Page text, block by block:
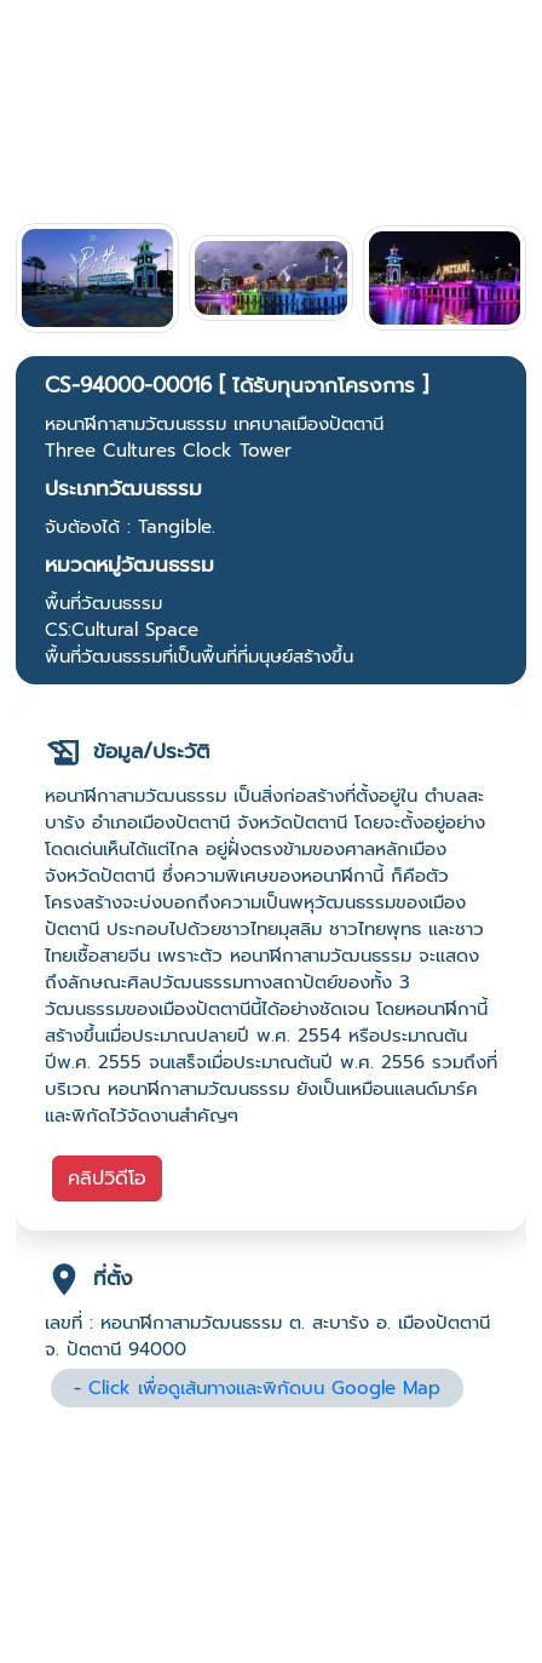
CS-94000-00016 [ ได้รับทุนจากโครงการ ]
หอนาฬิกาสามวัฒนธรรม เทศบาลเมืองปัตตานี
Three Cultures Clock Tower
ประเภทวัฒนธรรม
จับต้องได้ : Tangible.
หมวดหมู่วัฒนธรรม
พื้นที่วัฒนธรรม
CS:Cultural Space
พื้นที่วัฒนธรรมที่เป็นพื้นที่ที่มนุษย์สร้างขึ้น
ข้อมูล/ประวัติ
หอนาฬิกาสามวัฒนธรรม เป็นสิ่งก่อสร้างที่ตั้งอยู่ใน ตำบลสะ
บารัง อำเภอเมืองปัตตานี จังหวัดปัตตานี โดยจะตั้งอยู่อย่าง
โดดเด่นเห็นได้แต่ไกล อยู่ฝั่งตรงข้ามของศาลหลักเมือง
จังหวัดปัตตานี ซึ่งความพิเศษของหอนาฬิกานี้ ก็คือตัว
โครงสร้างจะบ่งบอกถึงความเป็นพหุวัฒนธรรมของเมือง
ปัตตานี ประกอบไปด้วยชาวไทยมุสลิม ชาวไทยพุทธ และชาว
ไทยเชื้อสายจีน เพราะตัว หอนาฬิกาสามวัฒนธรรม จะแสดง
ถึงลักษณะศิลปวัฒนธรรมทางสถาปัตย์ของทั้ง 3
วัฒนธรรมของเมืองปัตตานีนี้ได้อย่างชัดเจน โดยหอนาฬิกานี้
สร้างขึ้นเมื่อประมาณปลายปี พ.ศ. 2554 หรือประมาณต้น
ปีพ.ศ. 2555 จนเสร็จเมื่อประมาณต้นปี พ.ศ. 2556 รวมถึงที่
บริเวณ หอนาฬิกาสามวัฒนธรรม ยังเป็นเหมือนแลนด์มาร์ค
และพิกัดไว้จัดงานสำคัญๆ
คลิปวิดีโอ
ที่ตั้ง
เลขที่ : หอนาฬิกาสามวัฒนธรรม ต. สะบารัง อ. เมืองปัตตานี
จ. ปัตตานี 94000
-Click เพื่อดูเส้นทางและพิกัดบน Google Map